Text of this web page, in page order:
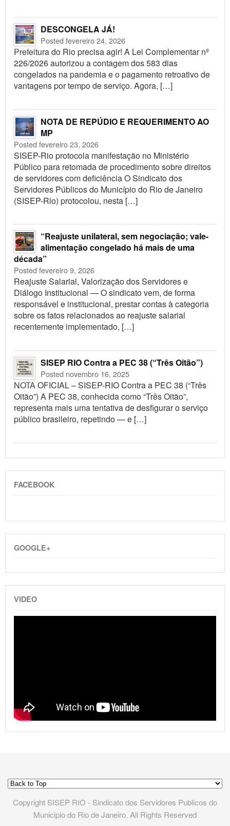
DESCONGELA JÁ!
Posted fevereiro 24, 2026
Prefeitura do Rio precisa agir! A Lei Complementar nº
226/2026 autorizou a contagem dos 583 dias
congelados na pandemia e o pagamento retroativo de
vantagens por tempo de serviço. Agora, […]
NOTA DE REPÚDIO E REQUERIMENTO AO
MP
Posted fevereiro 23, 2026
SISEP-Rio protocola manifestação no Ministério
Público para retomada de procedimento sobre direitos
de servidores com deficiência O Sindicato dos
Servidores Públicos do Município do Rio de Janeiro
(SISEP-Rio) protocolou, nesta […]
“Reajuste unilateral, sem negociação; vale-
alimentação congelado há mais de uma
década”
Posted fevereiro 9, 2026
Reajuste Salarial, Valorização dos Servidores e
Diálogo Institucional — O sindicato vem, de forma
responsável e institucional, prestar contas à categoria
sobre os fatos relacionados ao reajuste salarial
recentemente implementado, […]
SISEP RIO Contra a PEC 38 (“Três Oitão”)
Posted novembro 16, 2025
NOTA OFICIAL – SISEP-RIO Contra a PEC 38 (“Três
Oitão”) A PEC 38, conhecida como “Três Oitão”,
representa mais uma tentativa de desfigurar o serviço
público brasileiro, repetindo — e […]
FACEBOOK
GOOGLE+
VIDEO
Copyright SISEP RIO - Sindicato dos Servidores Publicos do
Municipio do Rio de Janeiro. All Rights Reserved